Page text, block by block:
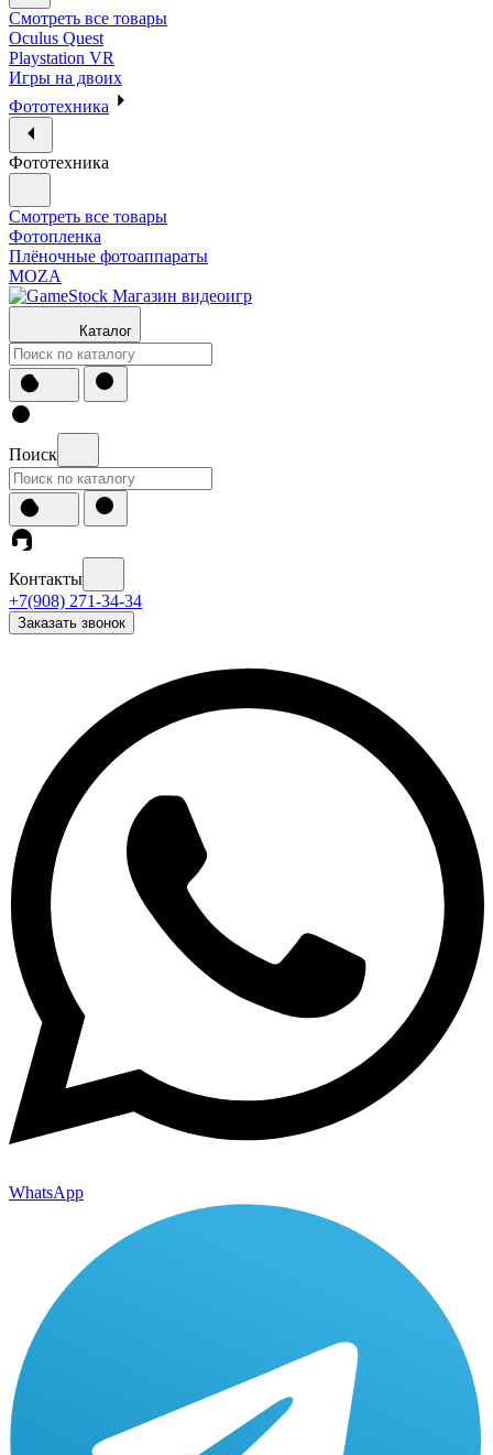
Смотреть все товары
Oculus Quest
Playstation VR
Игры на двоих
Фототехника
Фототехника
Смотреть все товары
Фотопленка
Плёночные фотоаппараты
MOZA
Каталог
Поиск
Контакты
+7(908) 271-34-34
Заказать звонок
WhatsApp